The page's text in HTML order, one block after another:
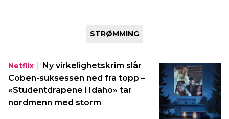
STRØMMING
Netflix | Ny virkelighetskrim slår
Coben-suksessen ned fra topp –
«Studentdrapene i Idaho» tar
nordmenn med storm